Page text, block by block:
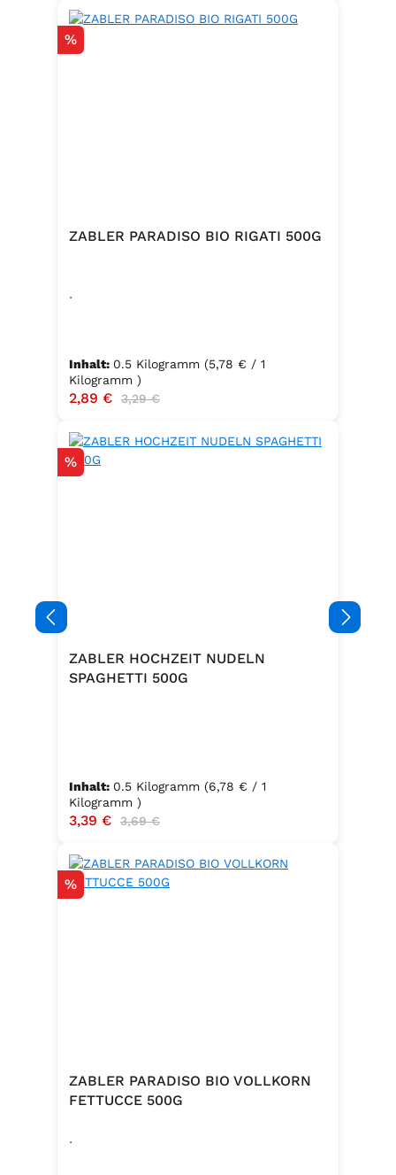
Rabatt
%
ZABLER PARADISO BIO RIGATI 500G
.
Inhalt: 0.5 Kilogramm (5,78 € / 1
Kilogramm )
Verkaufspreis:
2,89 € Regulärer Preis:
3,29 €
Rabatt
%
ZABLER HOCHZEIT NUDELN
SPAGHETTI 500G
Inhalt: 0.5 Kilogramm (6,78 € / 1
Kilogramm )
Verkaufspreis:
3,39 € Regulärer Preis:
3,69 €
Rabatt
%
ZABLER PARADISO BIO VOLLKORN
FETTUCCE 500G
.